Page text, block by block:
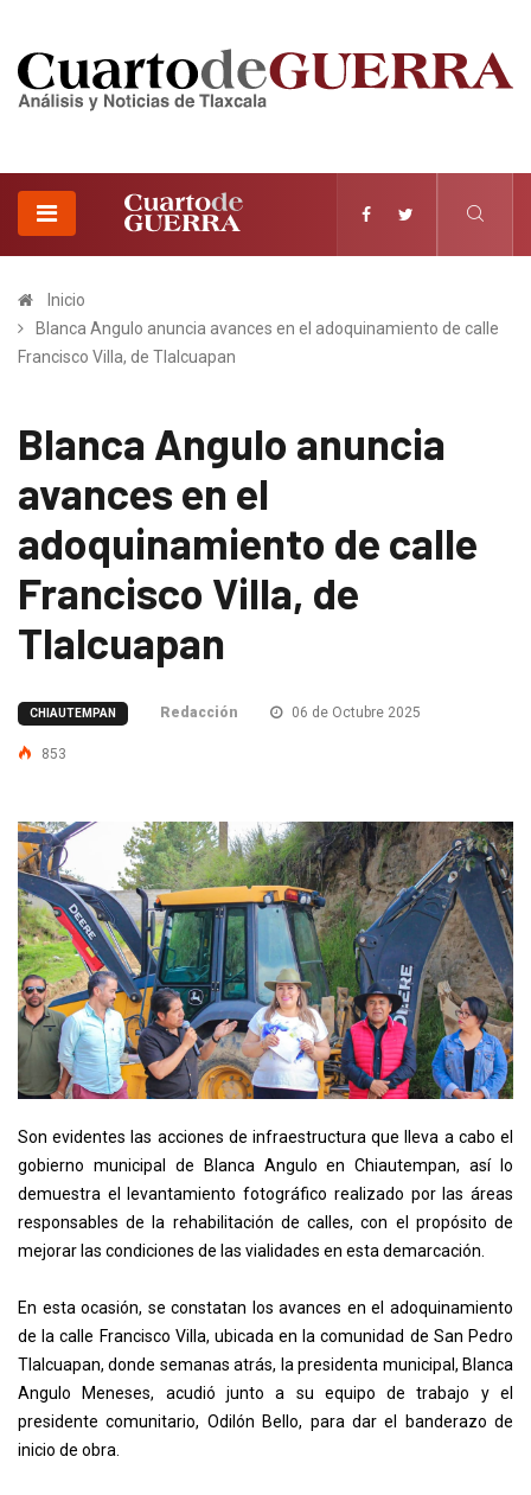
Inicio
Blanca Angulo anuncia avances en el adoquinamiento de calle
Francisco Villa, de Tlalcuapan
Blanca Angulo anuncia
avances en el
adoquinamiento de calle
Francisco Villa, de
Tlalcuapan
CHIAUTEMPAN Redacción 06 de Octubre 2025
853
Son evidentes las acciones de infraestructura que lleva a cabo el
gobierno municipal de Blanca Angulo en Chiautempan, así lo
demuestra el levantamiento fotográfico realizado por las áreas
responsables de la rehabilitación de calles, con el propósito de
mejorar las condiciones de las vialidades en esta demarcación.
En esta ocasión, se constatan los avances en el adoquinamiento
de la calle Francisco Villa, ubicada en la comunidad de San Pedro
Tlalcuapan, donde semanas atrás, la presidenta municipal, Blanca
Angulo Meneses, acudió junto a su equipo de trabajo y el
presidente comunitario, Odilón Bello, para dar el banderazo de
inicio de obra.